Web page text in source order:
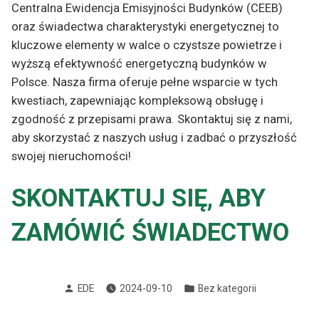
Centralna Ewidencja Emisyjności Budynków (CEEB)
oraz świadectwa charakterystyki energetycznej to
kluczowe elementy w walce o czystsze powietrze i
wyższą efektywność energetyczną budynków w
Polsce. Nasza firma oferuje pełne wsparcie w tych
kwestiach, zapewniając kompleksową obsługę i
zgodność z przepisami prawa. Skontaktuj się z nami,
aby skorzystać z naszych usług i zadbać o przyszłość
swojej nieruchomości!
SKONTAKTUJ SIĘ, ABY
ZAMÓWIĆ ŚWIADECTWO
Posted
EDE 2024-09-10
Posted
Bez kategorii